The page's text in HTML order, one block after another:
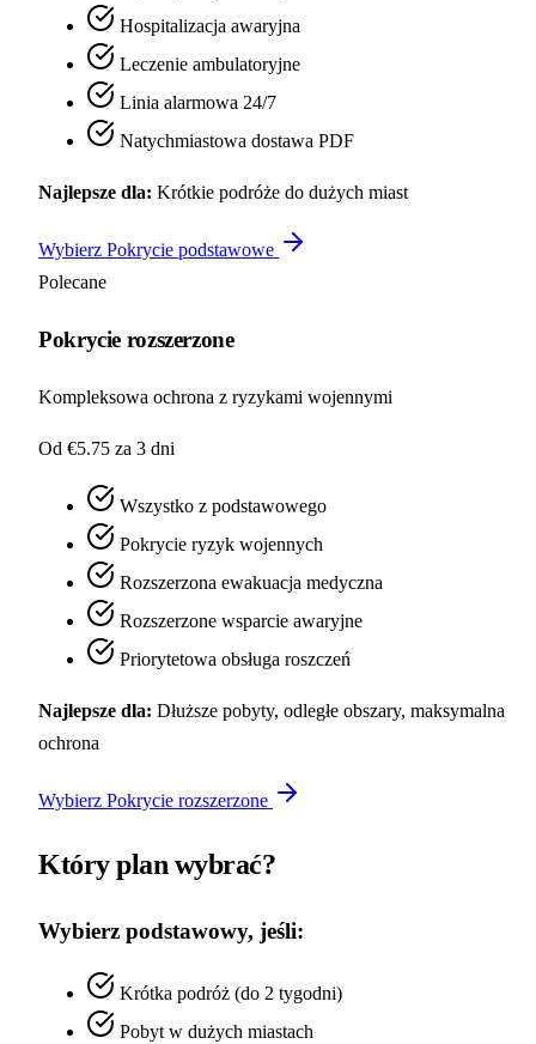
Hospitalizacja awaryjna
Leczenie ambulatoryjne
Linia alarmowa 24/7
Natychmiastowa dostawa PDF
Najlepsze dla: Krótkie podróże do dużych miast
Wybierz Pokrycie podstawowe
Polecane
Pokrycie rozszerzone
Kompleksowa ochrona z ryzykami wojennymi
Od €5.75 za 3 dni
Wszystko z podstawowego
Pokrycie ryzyk wojennych
Rozszerzona ewakuacja medyczna
Rozszerzone wsparcie awaryjne
Priorytetowa obsługa roszczeń
Najlepsze dla: Dłuższe pobyty, odległe obszary, maksymalna
ochrona
Wybierz Pokrycie rozszerzone
Który plan wybrać?
Wybierz podstawowy, jeśli:
Krótka podróż (do 2 tygodni)
Pobyt w dużych miastach